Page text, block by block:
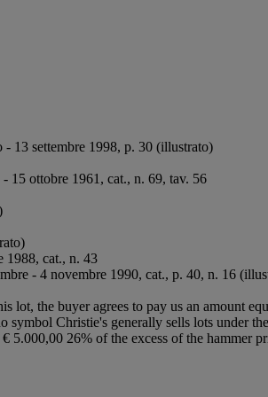
13 settembre 1998, p. 30 (illustrato)
- 15 ottobre 1961, cat., n. 69, tav. 56
1988, cat., n. 43
- 4 novembre 1990, cat., p. 40, n. 16
the buyer agrees to pay us an amount
symbol Christie's generally sells lots under
26% of the excess of the hammer